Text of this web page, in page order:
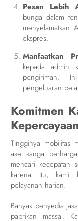
Pesan Lebih
bunga dalam
menyelamatkan
ekspres.
Manfaatkan
kepada admin
pengiriman.
pengeluaran
Komitmen
Tingginya mobilitas
aset sangat
mencari kecepatan
karena itu, kami
pelayanan harian.
Banyak penyedia
pabrikan massal.